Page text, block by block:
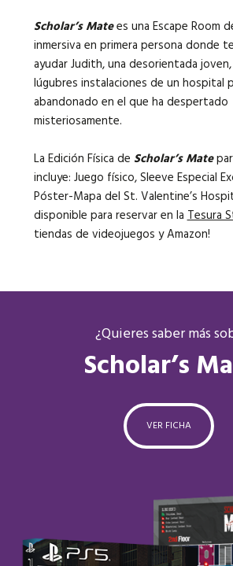
Scholar’s Matees una Escape Room
inmersiva en primera persona donde
ayudar Judith, una desorientada
lúgubres instalaciones de un hospital
abandonado en el que ha despertado
misteriosamente.
La Edición Física de Scholar’s Mate
incluye: Juego físico, Sleeve Especial
Póster-Mapa del St. Valentine’s
disponible para reservar en laTesura
tiendas de videojuegos y Amazon!
¿Quieres saber más
Scholar’s
VER FICHA